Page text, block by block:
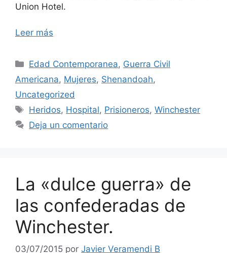
Union Hotel.
Leer más
Categorías
Edad Contemporanea, Guerra Civil
Americana, Mujeres, Shenandoah,
Uncategorized
Etiquetas
Heridos, Hospital, Prisioneros,Winchester
Deja un comentario
La «dulce guerra» de
las confederadas de
Winchester.
03/07/2015 por Javier Veramendi B